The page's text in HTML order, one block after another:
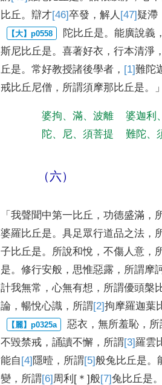
比丘 。辯才[46]卒發 ，解人 [47]疑滯
陀比丘是。能廣說義
斯尼比丘是。喜著好衣 ，行本清淨
丘是。常好教授諸後學者 ， [1]難陀
戒比丘尼僧 ， 所謂須摩那比丘是。
婆拘、滿、波離 婆迦利
陀、 尼、須菩提 難陀、
（六）
「我聲聞中第一比丘 ，功德盛滿 ，
婆羅比丘是。具足眾行道品之法 ，
子比丘是。 所說和悅 ，不傷 人意 ，
是。修行安般 ， 思惟惡露 ， 所謂摩
計我無常 ，心無有想 ， 所謂優頭槃
論 ，暢悅心識 ， 所謂[2]拘摩羅迦葉
惡衣 ，無所羞恥 ，
不毀禁戒 ，誦讀不懈 ， 所謂[3]羅雲
能自[4]隱曀 ， 所謂[5]般兔比丘是。
變 ， 所謂[6]周利 [＊]般[7]兔比丘是